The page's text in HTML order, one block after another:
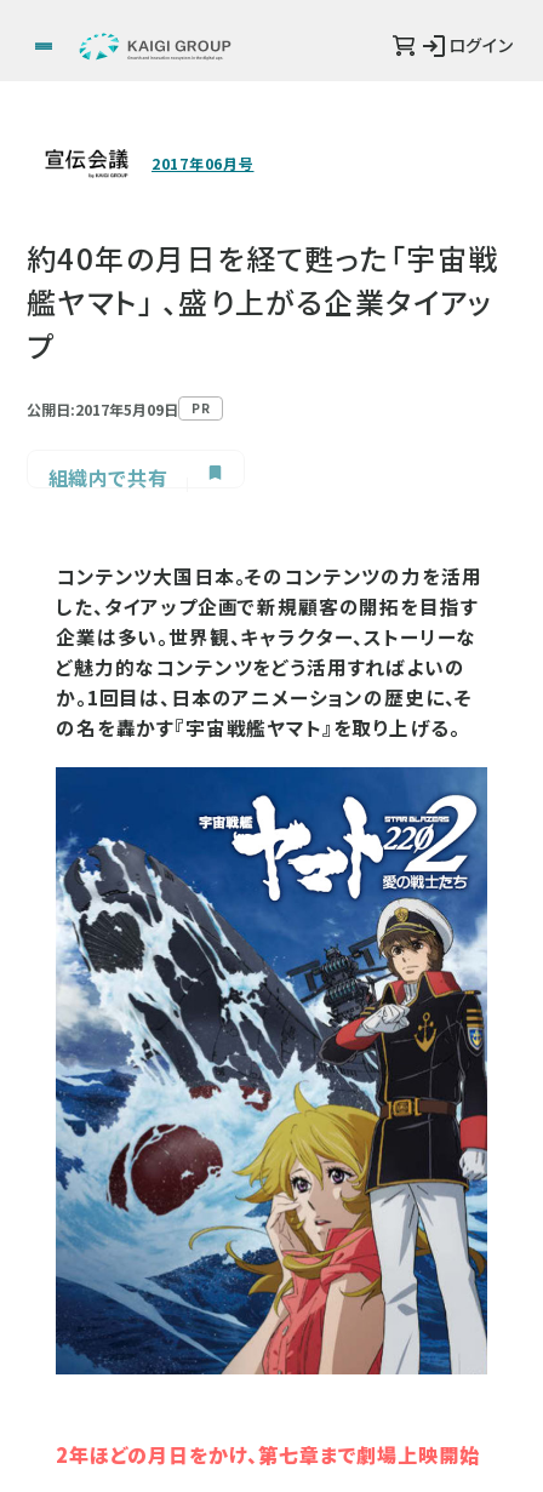
ログイン
2017年06月号
約40年の月日を経て甦った「宇宙戦
艦ヤマト」 、盛り上がる企業タイアッ
プ
公開日:2017年5月09日 PR
組織内で共有
コンテンツ大国日本。そのコンテンツの力を活用
した、タイアップ企画で新規顧客の開拓を目指す
企業は多い。世界観、キャラクター、ストーリーな
ど魅力的なコンテンツをどう活用すればよいの
か。1回目は、日本のアニメーションの歴史に、そ
の名を轟かす『宇宙戦艦ヤマト』を取り上げる。
2年ほどの月日をかけ、第七章まで劇場上映開始